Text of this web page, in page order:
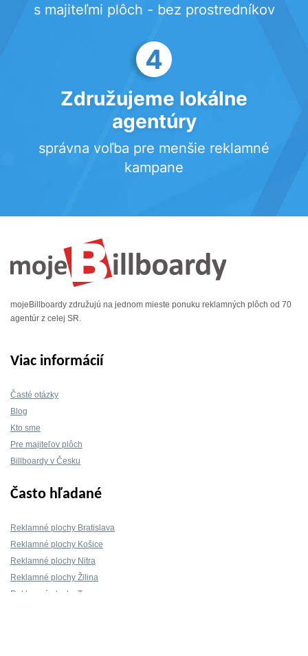
s majiteľmi plôch - bez prostredníkov
4
Združujeme lokálne
agentúry
správna voľba pre menšie reklamné
kampane
mojeBillboardy združujú na jednom mieste ponuku reklamných plôch od 70
agentúr z celej SR.
Viac informácií
Časté otázky
Blog
Kto sme
Pre majiteľov plôch
Billboardy v Česku
Často hľadané
Reklamné plochy Bratislava
Reklamné plochy Košice
Reklamné plochy Nitra
Reklamné plochy Žilina
Reklamné plochy Trnava